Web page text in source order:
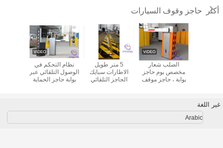
أكثر حاجز وقوف السيارات
نظام التحكم في
الوصول التلقائي عبر
بوابة حاجز الحماية
5 متر طويل
الاطارات سبايك
الحاجز التلقائي
الصلب شعار
مخصص بوم حاجز
بوابة ، حاجز موقف
غير اللغة
Arabic